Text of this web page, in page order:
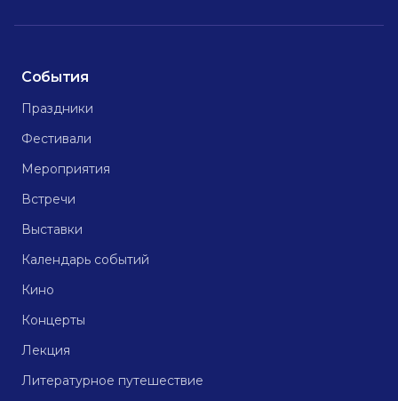
События
Праздники
Фестивали
Мероприятия
Встречи
Выставки
Календарь событий
Кино
Концерты
Лекция
Литературное путешествие